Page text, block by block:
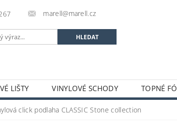
marell@marell.cz
LIŠTY VINYLOVÉ SCHODY
TOPNÉ
HMOTY A PENETRACE
AKUSTICKÉ A
click podlaha CLASSIC Stone collection